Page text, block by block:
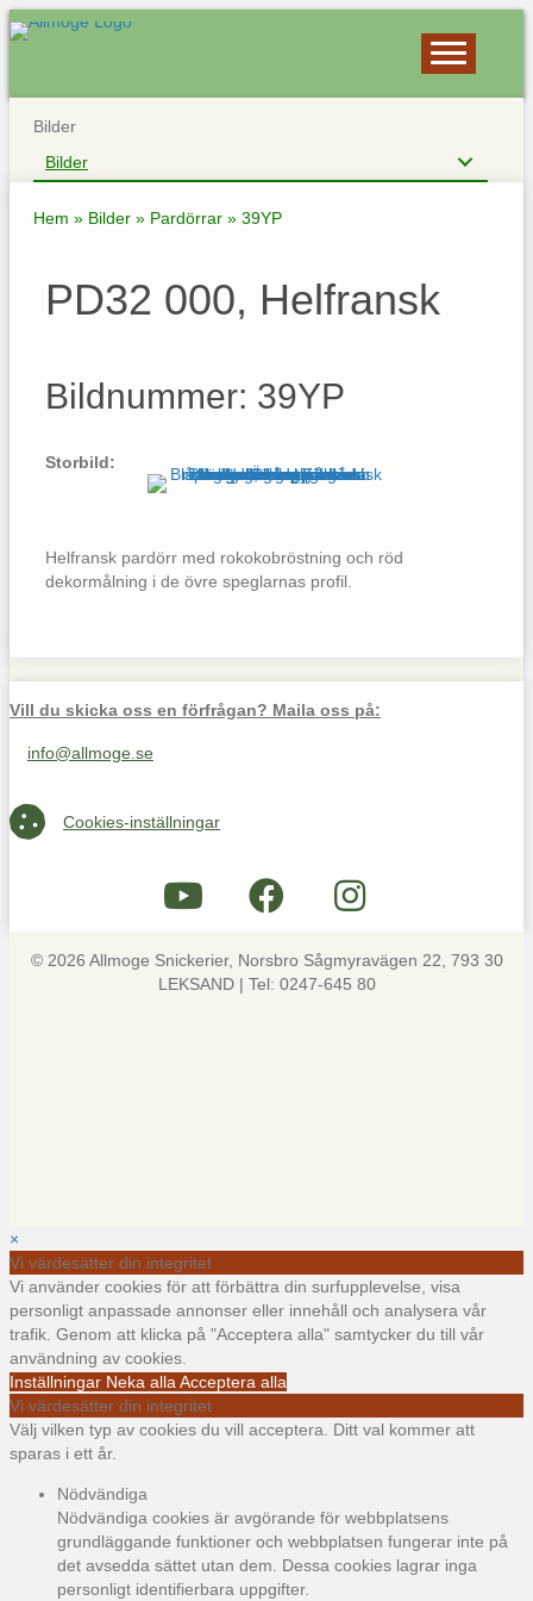
Bilder
Bilder
Hem » Bilder » Pardörrar » 39YP
PD32 000, Helfransk
Bildnummer: 39YP
Storbild:
Helfransk pardörr med rokokobröstning och röd
dekormålning i de övre speglarnas profil.
Vill du skicka oss en förfrågan? Maila oss på:
Maila oss på info@allmoge.se
info@allmoge.se
Cookies-inställningar
Cookies-inställningar
© 2026 Allmoge Snickerier, Norsbro Sågmyravägen 22, 793 30
LEKSAND | Tel: 0247-645 80
×
Vi värdesätter din integritet
Vi använder cookies för att förbättra din surfupplevelse, visa
personligt anpassade annonser eller innehåll och analysera vår
trafik. Genom att klicka på "Acceptera alla" samtycker du till vår
användning av cookies.
Inställningar Neka alla Acceptera alla
Vi värdesätter din integritet
Välj vilken typ av cookies du vill acceptera. Ditt val kommer att
sparas i ett år.
Nödvändiga
Nödvändiga cookies är avgörande för webbplatsens
grundläggande funktioner och webbplatsen fungerar inte på
det avsedda sättet utan dem. Dessa cookies lagrar inga
personligt identifierbara uppgifter.